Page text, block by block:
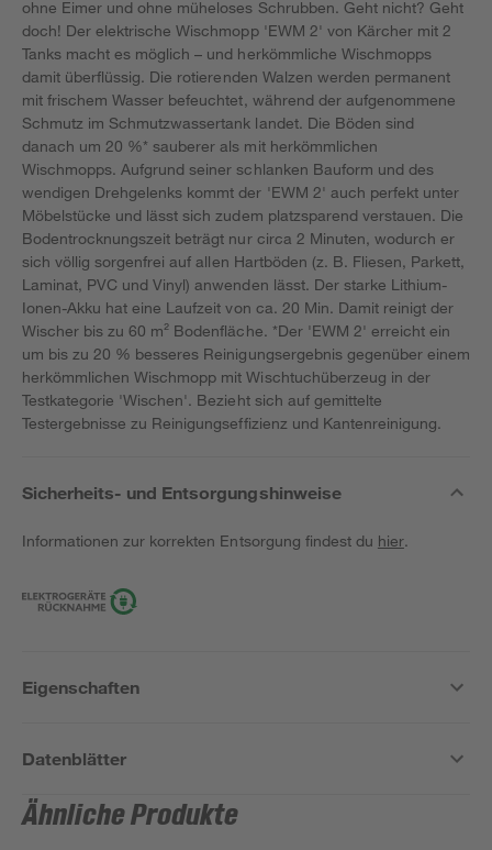
ohne Eimer und ohne müheloses Schrubben. Geht nicht? Geht
doch! Der elektrische Wischmopp 'EWM 2' von Kärcher mit 2
Tanks macht es möglich – und herkömmliche Wischmopps
damit überflüssig. Die rotierenden Walzen werden permanent
mit frischem Wasser befeuchtet, während der aufgenommene
Schmutz im Schmutzwassertank landet. Die Böden sind
danach um 20 %* sauberer als mit herkömmlichen
Wischmopps. Aufgrund seiner schlanken Bauform und des
wendigen Drehgelenks kommt der 'EWM 2' auch perfekt unter
Möbelstücke und lässt sich zudem platzsparend verstauen. Die
Bodentrocknungszeit beträgt nur circa 2 Minuten, wodurch er
sich völlig sorgenfrei auf allen Hartböden (z. B. Fliesen, Parkett,
Laminat, PVC und Vinyl) anwenden lässt. Der starke Lithium-
Ionen-Akku hat eine Laufzeit von ca. 20 Min. Damit reinigt der
Wischer bis zu 60 m² Bodenfläche. *Der 'EWM 2' erreicht ein
um bis zu 20 % besseres Reinigungsergebnis gegenüber einem
herkömmlichen Wischmopp mit Wischtuchüberzeug in der
Testkategorie 'Wischen'. Bezieht sich auf gemittelte
Testergebnisse zu Reinigungseffizienz und Kantenreinigung.
Sicherheits- und Entsorgungshinweise
Informationen zur korrekten Entsorgung findest du hier.
Eigenschaften
Datenblätter
Ähnliche Produkte